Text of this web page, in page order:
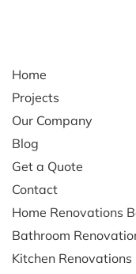
Home
Projects
Our Company
Blog
Get a Quote
Contact
Home Renovations
Bathroom
Kitchen